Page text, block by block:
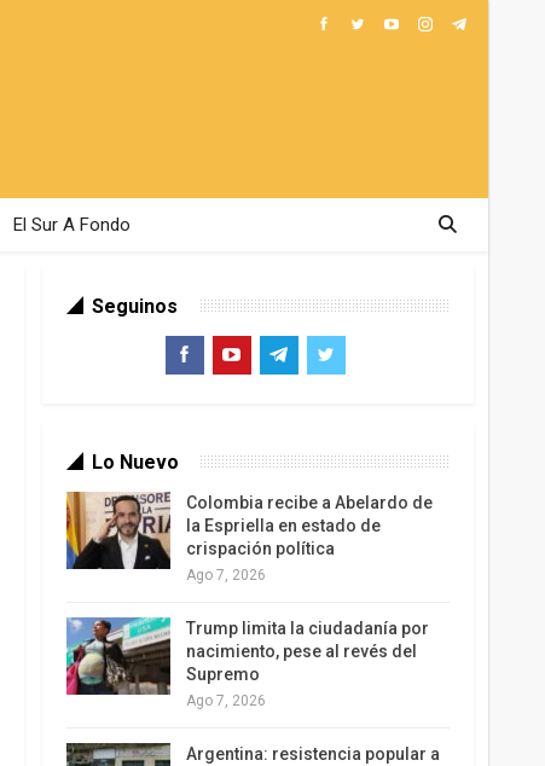
El Sur A Fondo
Seguinos
Lo Nuevo
Colombia recibe a Abelardo de
la Espriella en estado de
crispación política
Ago 7, 2026
Trump limita la ciudadanía por
nacimiento, pese al revés del
Supremo
Ago 7, 2026
Argentina: resistencia popular a